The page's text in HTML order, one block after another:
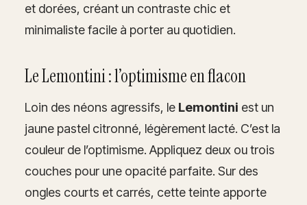
et dorées, créant un contraste chic et
minimaliste facile à porter au quotidien.
Le Lemontini : l’optimisme en flacon
Loin des néons agressifs, le Lemontini est un
jaune pastel citronné, légèrement lacté. C’est la
couleur de l’optimisme. Appliquez deux ou trois
couches pour une opacité parfaite. Sur des
ongles courts et carrés, cette teinte apporte